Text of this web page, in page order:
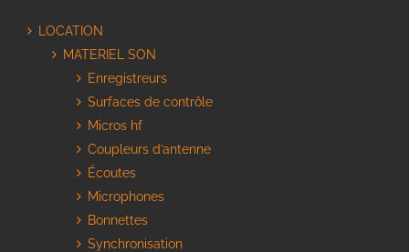
LOCATION
MATERIEL SON
Enregistreurs
Surfaces de contrôle
Micros hf
Coupleurs d’antenne
Écoutes
Microphones
Bonnettes
Synchronisation